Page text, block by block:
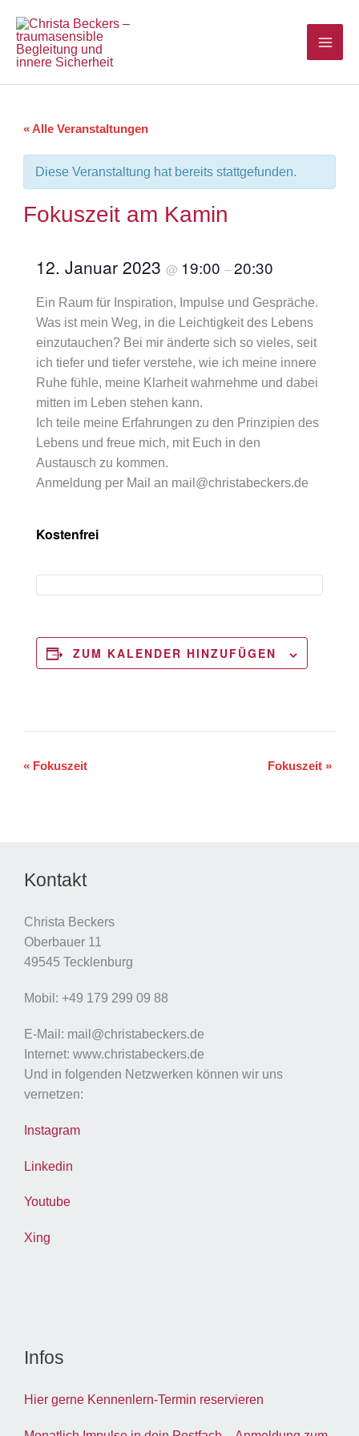
Inhalt
springen
« Alle Veranstaltungen
Diese Veranstaltung hat bereits stattgefunden.
Fokuszeit am Kamin
12. Januar 2023@ 19:00–20:30
Ein Raum für Inspiration, Impulse und Gespräche.
Was ist mein Weg, in die Leichtigkeit des Lebens
einzutauchen? Bei mir änderte sich so vieles, seit
ich tiefer und tiefer verstehe, wie ich meine innere
Ruhe fühle, meine Klarheit wahrnehme und dabei
mitten im Leben stehen kann.
Ich teile meine Erfahrungen zu den Prinzipien des
Lebens und freue mich, mit Euch in den
Austausch zu kommen.
Anmeldung per Mail an mail@christabeckers.de
Kostenfrei
ZUM KALENDER HINZUFÜGEN
Veranstaltung-
«Fokuszeit Fokuszeit»
Kontakt
Christa Beckers
Oberbauer 11
49545 Tecklenburg
Mobil: +49 179 299 09 88
E-Mail: mail@christabeckers.de
Internet: www.christabeckers.de
Und in folgenden Netzwerken können wir uns
vernetzen:
Instagram
Linkedin
Youtube
Xing
Infos
Hier gerne Kennenlern-Termin reservieren